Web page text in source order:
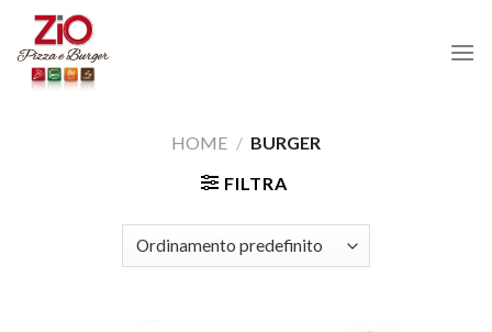
content
HOME / BURGER
FILTRA